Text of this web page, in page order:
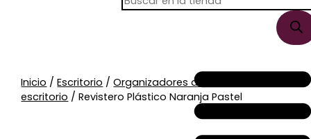
Inicio /Escritorio /Organizadores de
escritorio / Revistero Plástico Naranja Pastel